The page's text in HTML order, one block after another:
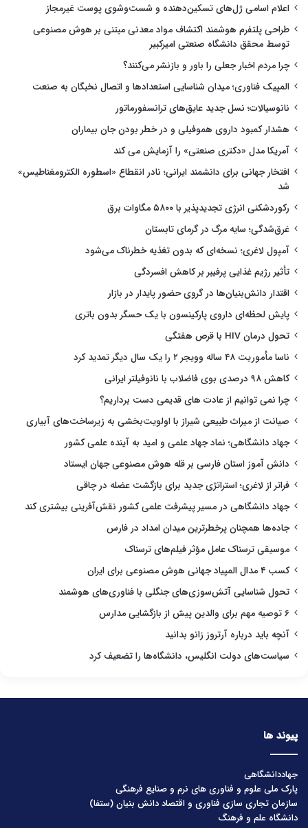
اعلام اسامی ژل‌های تسکین‌دهنده و شست‌وشوی پوست غیرمجاز
طراحی پلتفرم هوشمند اکتشاف مواد معدنی مبتنی بر هوش مصنوعی
توسط محقق دانشگاه صنعتی امیرکبیر
چرا مردم اخبار جعلی را باور و بازنشر می‌کنند؟
المپیک فناوری؛ میدان شناسایی استعدادها و اتصال نخبگان به صنعت
نانوسیالات؛ نسل جدید عایق‌های ترانسفورماتور
هشدار کمبود داروی هموفیلی و در خطر بودن جان بیماران
آمریکا مدل «دکتری صنعتی» را آزمایش می کند
افتخار جهانی برای دانشمند ایرانی؛ نادر انقطاع «اسطوره الکترومغناطیس»
شد
رکوردشکنی انرژی تجدیدپذیر با ۵۸۰۰ مگاوات برق
غرق‌شدگی؛ سایه مرگ در گرمای تابستان
آمپول لاغری؛ نسخه‌ای که بدون تغذیه خطرناک می‌شود
تأثیر رژیم غذایی پرفیبر بر کاهش افسردگی
اقتدار دانش‌بنیان‌ها در گروی حضور پایدار در بازار
پایش لحظه‌ای داروی پارکینسون با یک حسگر بدون باتری
تحول درمان HIV با قرص هفتگی
ناسا مأموریت ۴۸ ساله وویجر ۲ را یک سال دیگر تمدید کرد
کاهش ۹۸ درصدی بوی فاضلاب با نانوفیلتر ایرانی
چرا نمی توانیم از عادت های قدیمی دست برداریم؟
صیانت از میراث طبیعی شیراز با اولویت‌بخشی به زیرساخت‌های آبیاری
جهاد دانشگاهی؛ نماد جهاد علمی و امید به آینده علمی کشور
دانش آموز استان فارسی بر قله هوش مصنوعی جهان ایستاد
فراتر از لاغری؛ استراتژی جدید برای بازگشت عضله در چاقی
جهاد دانشگاهی در مسیر پیشرفت علمی کشور نقش‌آفرینی بیشتری کند
جاده‌ها همچنان پرخطرترین میدان امداد در فارس
موسیقی ترسناک عامل مؤثر فیلم‌های ترسناک
کسب ۴ مدال المپیاد جهانی هوش مصنوعی برای ایران
تحول شناسایی آتش‌سوزی‌های جنگلی با فناوری‌های هوشمند
۶ توصیه مهم برای والدین پیش از بازگشایی مدارس
آنچه باید درباره آرتروز زانو بدانید
سیاست‌های دولت انگلیس، دانشگاه‌ها را تضعیف کرد
پیوند ها
جهاددانشگاهی
پارک ملی علوم و فناوری های نرم و صنایع فرهنگی
سازمان تجاری سازی فناوری و اقتصاد دانش بنیان (ستفا)
دانشگاه علم و فرهنگ